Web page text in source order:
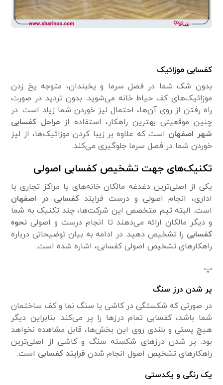
کفسابی موزائیک
بدون شک شما در فصل سرما و یخبندان، متوجه یخ زدن
موزائیک‌های کف حیاط خانه می‌شوید. بدون تردید در صورت
راه رفتن از روی آن‌ها، احتمال لیز خوردن شما زیاد است. در
چنین موقعیتی بهترین راهکار، استفاده از مراحل کفسابی
شهر اصفهان است که علاوه بر زیبا کردن موزائیک‌ها، از لیز
خوردن شما در فصل سرما جلوگیری می‌کند.
تکنیک‌های جهت تشخیص کفسابی اصولی
یکی از اصلی‌ترین دغدغه مالکان خانه‌های یا مراکز تجاری یا
اداری، انجام اصولی و درست فرایندکفسابی در اصفهان
است. البته تیم متخصص این شرکت‌ها، چند تکنیک به شما
و دیگر مالکان ارائه می‌دهند تا انجام درست و اصولی نحوه
کفسابی را تشخیص دهید. در ادامه به بیان توضیحاتی درباره
راهکار‌های تشخیص اصولی کفسابی، اشاره شده است.
پ
پر شدن درز سنگ‌
در صورتی که شکستگی در کاشی یا سنگ نما و کف ساختمان
شما باشد، کفسابی تمام درز‌ها را پر می‌کند. بنابراین دیگر
هیچ پستی و بلندی روی این بخش‌ها، قابل مشاهده نخواهد
بود. پر شدن درز‌های شکسته سنگ و کاشی از اصلی‌ترین
راهکار‌های تشخیص اصول انجام شدن فرایند کفسابی است.
یک رنگی و یکدستی